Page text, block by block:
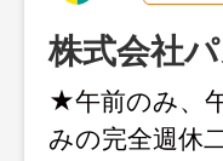
株式会社
★午前のみ、
みの完全週休